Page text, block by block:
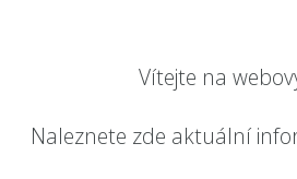
Vítejte na
Naleznete zde aktuální